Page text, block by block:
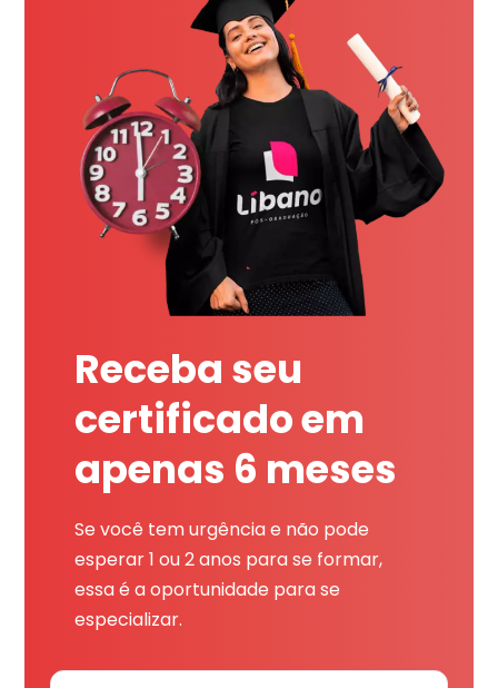
Receba seu
certificado em
apenas 6 meses
Se você tem urgência e não pode
esperar 1 ou 2 anos para se formar,
essa é a oportunidade para se
especializar.